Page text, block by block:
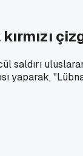
saldırı
yaparak,